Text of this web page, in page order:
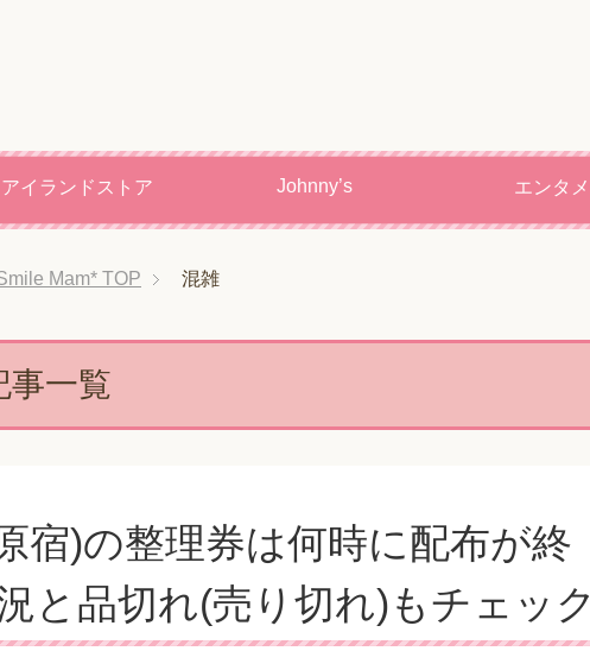
アイランドストア Johnny’s エンタメ
Mam* TOP 混雑
事一覧
宿)の整理券は何時に配布が終
と品切れ(売り切れ)もチェック